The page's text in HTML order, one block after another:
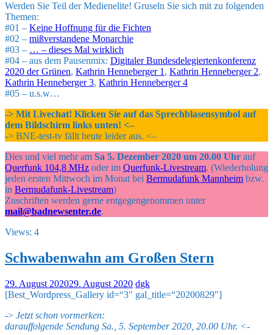
Werden Sie Teil der Medienelite! Gruseln Sie sich mit zu folgenden
Themen:
#01 – Keine Hoffnung für die Fichten
#02 – mißverstandene Monarchie
#03 – … – dieses Mal wirklich
#04 – aus dem Pausenmix: Digitaler Bundesdelegiertenkonferenz
2020 der Grünen, Kathrin Henneberger 1 , Kathrin Henneberger 2,
Kathrin Henneberger 3, Kathrin Henneberger 4
#05 – u.s.w…
-> Mit Livechat! Klicken Sie auf das Sprechblasensymbol auf
dem Bildschirm links unten! <–
-> BNE-test-tv fällt heute leider aus. <–
Dies und viel mehr am Sa 5. Dezember 2020 um 20.00 Uhr auf
Querfunk 104,8 MHz oder im Querfunk-Livestream. (Wiederholung
jeden ersten Mittwoch im Monat bei Bermudafunk Mannheim bzw.
in Bermudafunk-Livestream)
Zuschriften werden gerne entgegengenommen unter
mail@badnewsenter.de.
Views: 4
Schwabenwahn am Großen Stern
29. August 202029. August 2020 dgk
[Best_Wordpress_Gallery id=“3″ gal_title=“20200829″]
-> Jetzt schon vormerken:
darauffolgende Sendung Sa., 5. September 2020, 20.00 Uhr. <-